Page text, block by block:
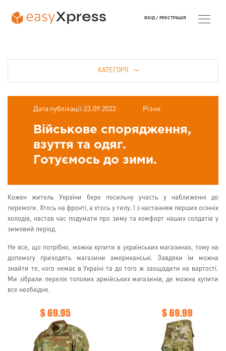
КАТЕГОРІЇ
Дата публікації:23.09.2022 Різне
Військове спорядження,
взуття та одяг.
Готуємось до зими.
Кожен житель України бере посильну участь у наближенні до
перемоги. Хтось на фронті, а хтось у тилу. І з настанням перших осінніх
холодів, настав час подумати про зиму та комфорт наших солдатів у
зимовий період.
Не все, що потрібно, можна купити в українських магазинах, тому на
допомогу приходять магазини американські. Завдяки їм можна
знайти те, чого немає в Україні та до того ж заощадити на вартості.
Ми зібрали перелік топових армійських магазинів, де можна купити
все необхідне.
ВХІД / РЕЄСТРАЦІЯ